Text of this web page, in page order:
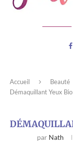
Accueil Beauté
Démaquillant Yeux
par Nath